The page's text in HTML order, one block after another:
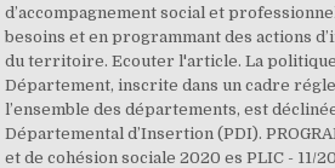
d’accompagnement social et
besoins et en programmant des actions
du territoire. Ecouter l'article. La
Département, inscrite dans un cadre
l’ensemble des départements, est
Départemental d’Insertion (PDI).
et de cohésion sociale 2020 es PLIC - 11/